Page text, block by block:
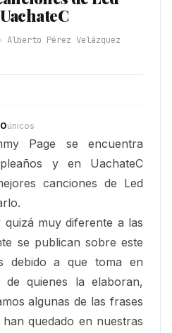
Alberto Pérez Velázquez
0únicos
Page se encuentra
y en UachateC
canciones de Led
quizá muy diferente a las
se publican sobre este
debido a que toma en
de quienes la elaboran,
algunas de las frases
quedado en nuestras